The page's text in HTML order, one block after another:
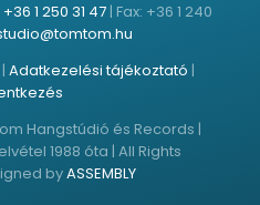
+36 1 250 31 47 | Fax: +36 1 240
| Adatkezelési tájékoztató |
Hangstúdió és Records |
1988 óta | All Rights
byASSEMBLY